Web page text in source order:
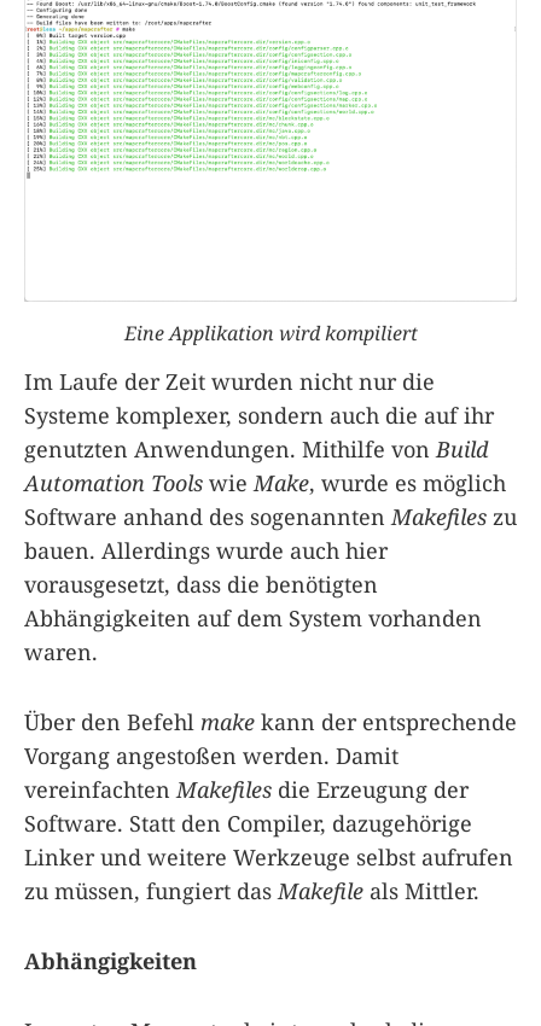
Eine Applikation wird kompiliert
Im Laufe der Zeit wurden nicht nur die
Systeme komplexer, sondern auch die auf ihr
genutzten Anwendungen. Mithilfe vonBuild
Automation Tools wieMake, wurde es möglich
Software anhand des sogenanntenMakefiles zu
bauen. Allerdings wurde auch hier
vorausgesetzt, dass die benötigten
Abhängigkeiten auf dem System vorhanden
waren.
Über den Befehl make kann der entsprechende
Vorgang angestoßen werden. Damit
vereinfachtenMakefiles die Erzeugung der
Software. Statt den Compiler, dazugehörige
Linker und weitere Werkzeuge selbst aufrufen
zu müssen, fungiert dasMakefile als Mittler.
Abhängigkeiten